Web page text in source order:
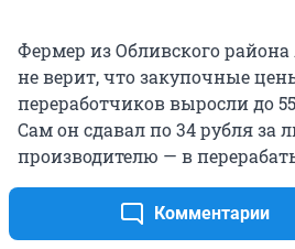
Комментарии
Фермер из Обливского
не верит, что закупочные
переработчиков выросли до
Сам он сдавал по 34 рубля за
производителю — в
кооператив.
— Все издержки выросли.